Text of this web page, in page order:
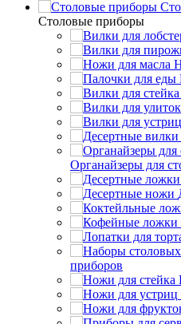
Cтоловые приборы
Органайзеры для
приборов